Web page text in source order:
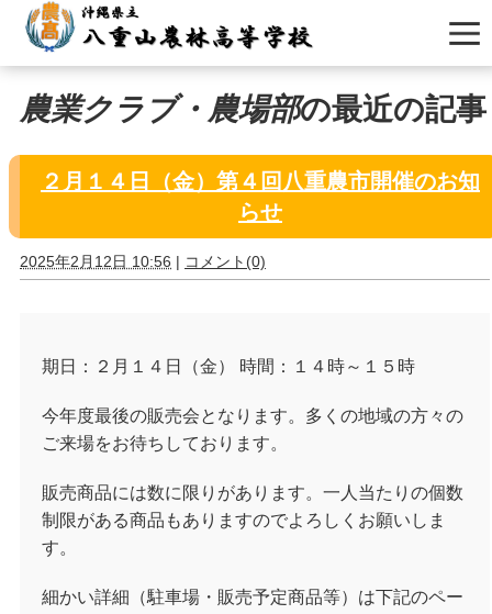
農業クラブ・農場部の最近の記事
２月１４日（金）第４回八重農市開催のお知
らせ
2025年2月12日 10:56 | コメント(0)
期日：２月１４日（金） 時間：１４時～１５時
今年度最後の販売会となります。多くの地域の方々の
ご来場をお待ちしております。
販売商品には数に限りがあります。一人当たりの個数
制限がある商品もありますのでよろしくお願いしま
す。
細かい詳細（駐車場・販売予定商品等）は下記のペー